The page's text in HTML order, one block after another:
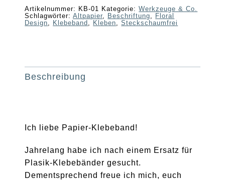
Artikelnummer: KB-01 Kategorie:Werkzeuge & Co.
Schlagwörter:Altpapier Beschriftung
Floral
Design
Klebeband Kleben ,Steckschaumfrei
Beschreibung
Ich liebe Papier-Klebeband!
Jahrelang habe ich nach einem Ersatz für
Plasik-Klebebänder gesucht.
Dementsprechend freue ich mich, euch